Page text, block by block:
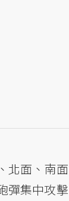
北面、南
彈集中攻